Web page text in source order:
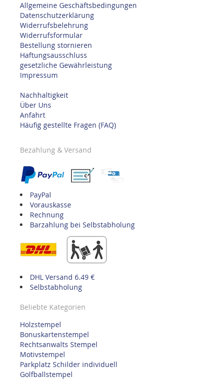
Allgemeine Geschäftsbedingungen
Datenschutzerklärung
Widerrufsbelehrung
Widerrufsformular
Bestellung stornieren
Haftungsausschluss
gesetzliche Gewährleistung
Impressum
Nachhaltigkeit
Über Uns
Anfahrt
Häufig gestellte Fragen (FAQ)
Bezahlung & Versand
PayPal
Vorauskasse
Rechnung
Barzahlung bei Selbstabholung
DHL Versand 6.49 €
Selbstabholung
Beliebte Kategorien
Holzstempel
Bonuskartenstempel
Rechtsanwalts Stempel
Motivstempel
Parkplatz Schilder individuell
Golfballstempel